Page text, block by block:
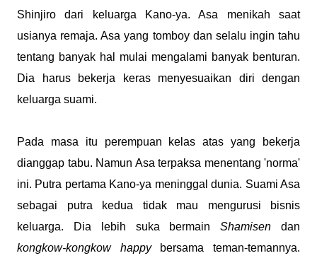
Shinjiro dari keluarga Kano-ya. Asa menikah saat
usianya remaja. Asa yang tomboy dan selalu ingin tahu
tentang banyak hal mulai mengalami banyak benturan.
Dia harus bekerja keras menyesuaikan diri dengan
keluarga suami.
Pada masa itu perempuan kelas atas yang bekerja
dianggap tabu. Namun Asa terpaksa menentang 'norma'
ini. Putra pertama Kano-ya meninggal dunia. Suami Asa
sebagai putra kedua tidak mau mengurusi bisnis
keluarga. Dia lebih suka bermainShamisendan
kongkow-kongkow happybersama teman-temannya.